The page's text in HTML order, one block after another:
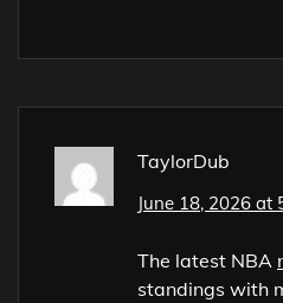
TaylorDub
June 18, 2026 at
The latest NBA
standings with